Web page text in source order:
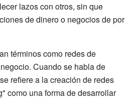
lazos con otros, sin que
de dinero o negocios de por
términos como redes de
Cuando se habla de
refiere a la creación de redes
como una forma de desarrollar